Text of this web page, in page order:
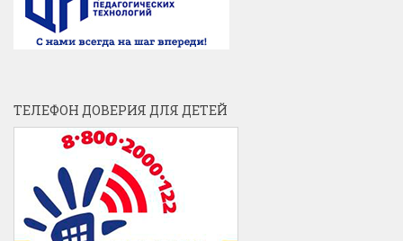
ТЕЛЕФОН ДОВЕРИЯ ДЛЯ ДЕТЕЙ